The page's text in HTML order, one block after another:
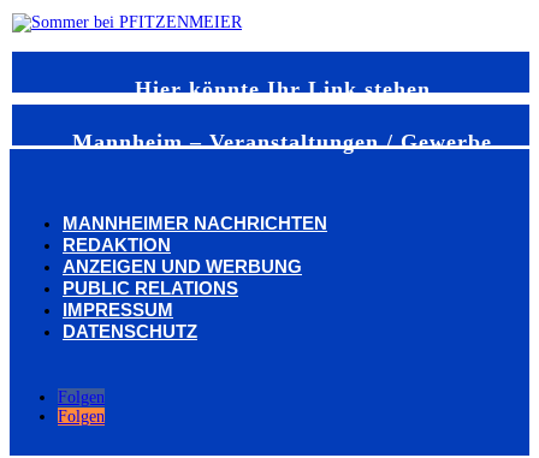
Hier könnte Ihr Link stehen
Mannheim – Veranstaltungen / Gewerbe
MANNHEIMER NACHRICHTEN
REDAKTION
ANZEIGEN UND WERBUNG
PUBLIC RELATIONS
IMPRESSUM
DATENSCHUTZ
Folgen
Folgen